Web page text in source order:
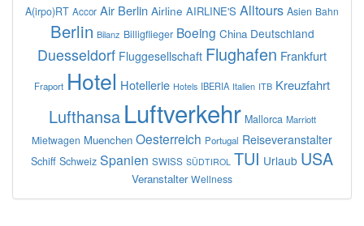
A(irpo)RT Accor Air Berlin Airline AIRLINE'S Alltours Asien Bahn
Berlin Bilanz Billigflieger Boeing China Deutschland
Duesseldorf Fluggesellschaft Flughafen Frankfurt
Fraport Hotel Hotellerie Hotels IBERIA Italien ITB Kreuzfahrt
Lufthansa Luftverkehr Mallorca Marriott
Mietwagen Muenchen Oesterreich Portugal Reiseveranstalter
Schiff Schweiz Spanien SWISS SÜDTIROL TUI Urlaub USA
Veranstalter Wellness